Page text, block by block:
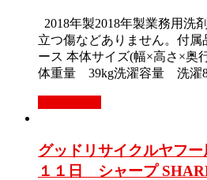
2018年製2018年製業務用洗
立つ傷などありません。付
ース 本体サイズ(幅×高さ×奥
体重量 39kg洗濯容量 洗濯
グッドリサイクルヤフ
１１日 シャープ